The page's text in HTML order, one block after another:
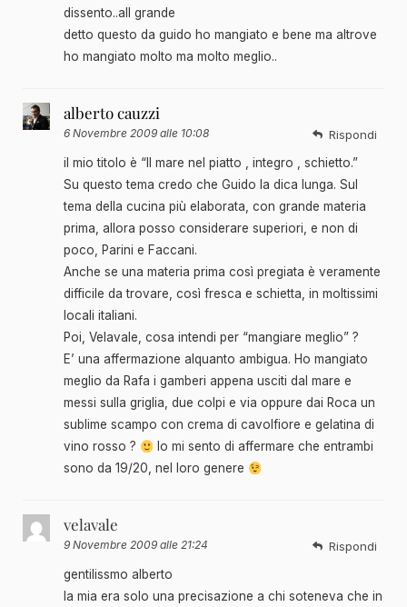
dissento..all grande
detto questo da guido ho mangiato e bene ma altrove
ho mangiato molto ma molto meglio..
alberto cauzzi
6 Novembre 2009 alle 10:08
il mio titolo è “Il mare nel piatto , integro , schietto.”
Su questo tema credo che Guido la dica lunga. Sul
tema della cucina più elaborata, con grande materia
prima, allora posso considerare superiori, e non di
poco, Parini e Faccani.
Anche se una materia prima così pregiata è veramente
difficile da trovare, così fresca e schietta, in moltissimi
locali italiani.
Poi, Velavale, cosa intendi per “mangiare meglio” ?
E’ una affermazione alquanto ambigua. Ho mangiato
meglio da Rafa i gamberi appena usciti dal mare e
messi sulla griglia, due colpi e via oppure dai Roca un
sublime scampo con crema di cavolfiore e gelatina di
vino rosso ?
Io mi sento di affermare che entrambi
sono da 19/20, nel loro genere
Rispondi
velavale
9 Novembre 2009 alle 21:24
gentilissmo alberto
la mia era solo una precisazione a chi soteneva che in
Rispondi